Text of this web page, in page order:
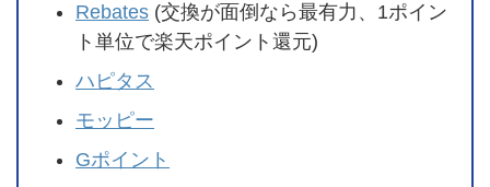
Rebates (交換が面倒なら最有力、1ポイン
ト単位で楽天ポイント還元)
ハピタス
モッピー
Gポイント